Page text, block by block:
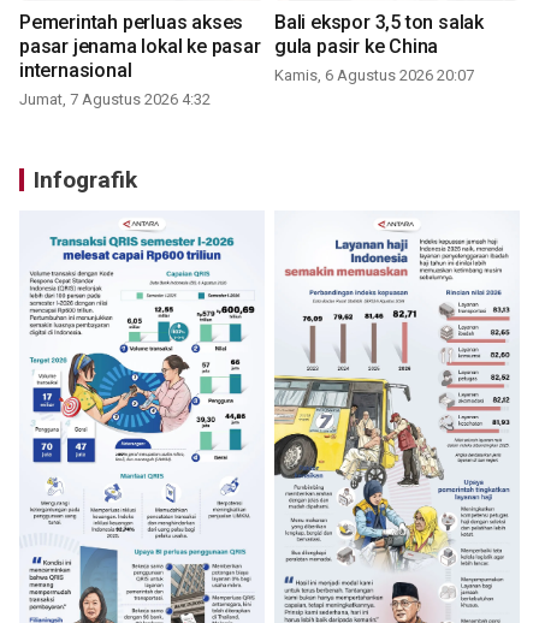
Pemerintah perluas akses
pasar jenama lokal ke pasar
internasional
Jumat, 7 Agustus 2026 4:32
Bali ekspor 3,5 ton salak
gula pasir ke China
Kamis, 6 Agustus 2026 20:07
Infografik